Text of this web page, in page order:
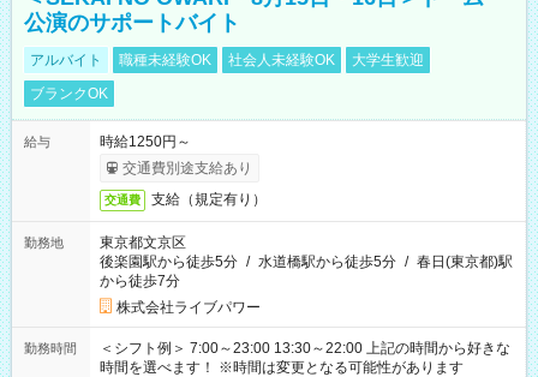
公演のサポートバイト
アルバイト 職種未経験OK 社会人未経験OK
大学生歓迎
ブランクOK
給与
時給1250円～
交通費別途支給あり
交通費 支給（規定有り）
勤務地
東京都文京区
後楽園駅から徒歩5分 / 水道橋駅から徒歩5分 / 春日(東京都)駅
から徒歩7分
株式会社ライブパワー
勤務時間
＜シフト例＞ 7:00～23:00 13:30～22:00 上記の時間から好きな
時間を選べます！ ※時間は変更となる可能性があります